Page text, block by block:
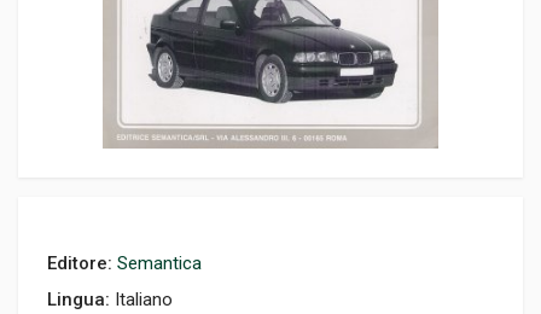
Editore: Semantica
Lingua: Italiano